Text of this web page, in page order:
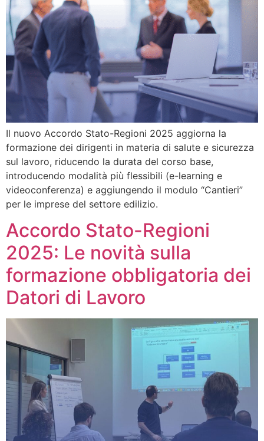
Il nuovo Accordo Stato-Regioni 2025 aggiorna la
formazione dei dirigenti in materia di salute e sicurezza
sul lavoro, riducendo la durata del corso base,
introducendo modalità più flessibili (e-learning e
videoconferenza) e aggiungendo il modulo “Cantieri”
per le imprese del settore edilizio.
Accordo Stato-Regioni
2025: Le novità sulla
formazione obbligatoria dei
Datori di Lavoro